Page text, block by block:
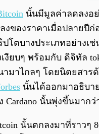
นั้นมีมูลค่าลดลงอย่
งของราคาเมื่อปลายปี
โตบางประเภทอย่างเช่
งียบๆ พร้อมกับ ดิจิทัล
มาไกลๆ โดยนิตยสารด้
นั้นได้ออกมาอธิบา
Cardano นั้นพุ่งขึ้นมากว่
นั้นตกลงมาที่ราวๆ